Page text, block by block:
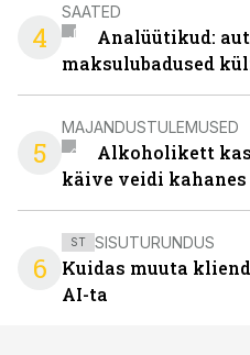
4
SAATED
Analüütikud:
maksulubadused
5
MAJANDUSTULEMUSED
Alkoholikett
käive veidi kahanes
6
ST SISUTURUNDUS
Kuidas muuta
AI-ta